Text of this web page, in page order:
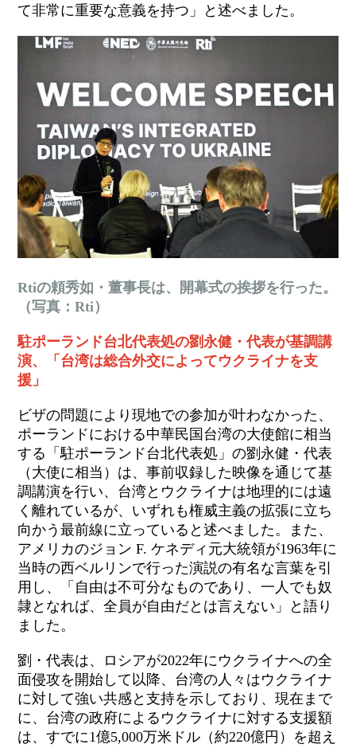
て非常に重要な意義を持つ 」と述べました。
Rtiの頼秀如・董事長は、開幕式の挨拶を行った。
（写真：Rti）
駐ポーランド台北代表処の劉永健・代表が基調講
演、「台湾は総合外交によってウクライナを支
援」
ビザの問題により現地での参加が叶わなかった、
ポーランドにおける中華民国台湾の大使館に相当
する「駐ポーランド台北代表処」の劉永健・代表
（大使に相当）は、事前収録した映像を通じて基
調講演を行い、台湾とウクライナは地理的には遠
く離れているが、いずれも権威主義の拡張に立ち
向かう最前線に立っていると述べました。また、
アメリカのジョン F. ケネディ元大統領が1963年に
当時の西ベルリンで行った演説の有名な言葉を引
用し、「自由は不可分なものであり、一人でも奴
隷となれば、全員が自由だとは言えない 」と語り
ました。
劉・代表は、ロシアが2022年にウクライナへの全
面侵攻を開始して以降、台湾の人々はウクライナ
に対して強い共感と支持を示しており、現在まで
に、 台湾の政府によるウクライナに対する支援額
は、すでに1億5,000万米ドル（約220億円）を超え